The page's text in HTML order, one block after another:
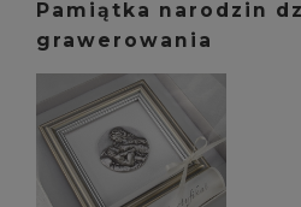
Pamiątka narodzin
grawerowania